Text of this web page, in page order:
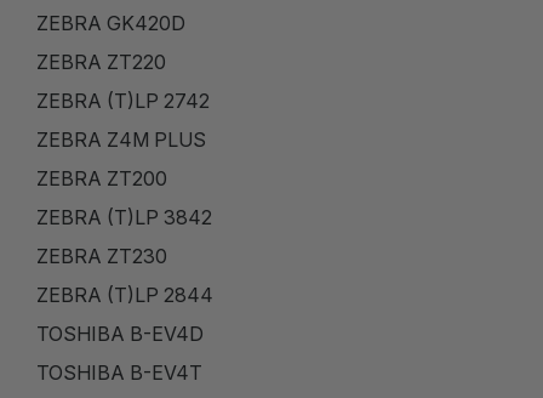
ZEBRA GK420D
ZEBRA ZT220
ZEBRA (T)LP 2742
ZEBRA Z4M PLUS
ZEBRA ZT200
ZEBRA (T)LP 3842
ZEBRA ZT230
ZEBRA (T)LP 2844
TOSHIBA B-EV4D
TOSHIBA B-EV4T